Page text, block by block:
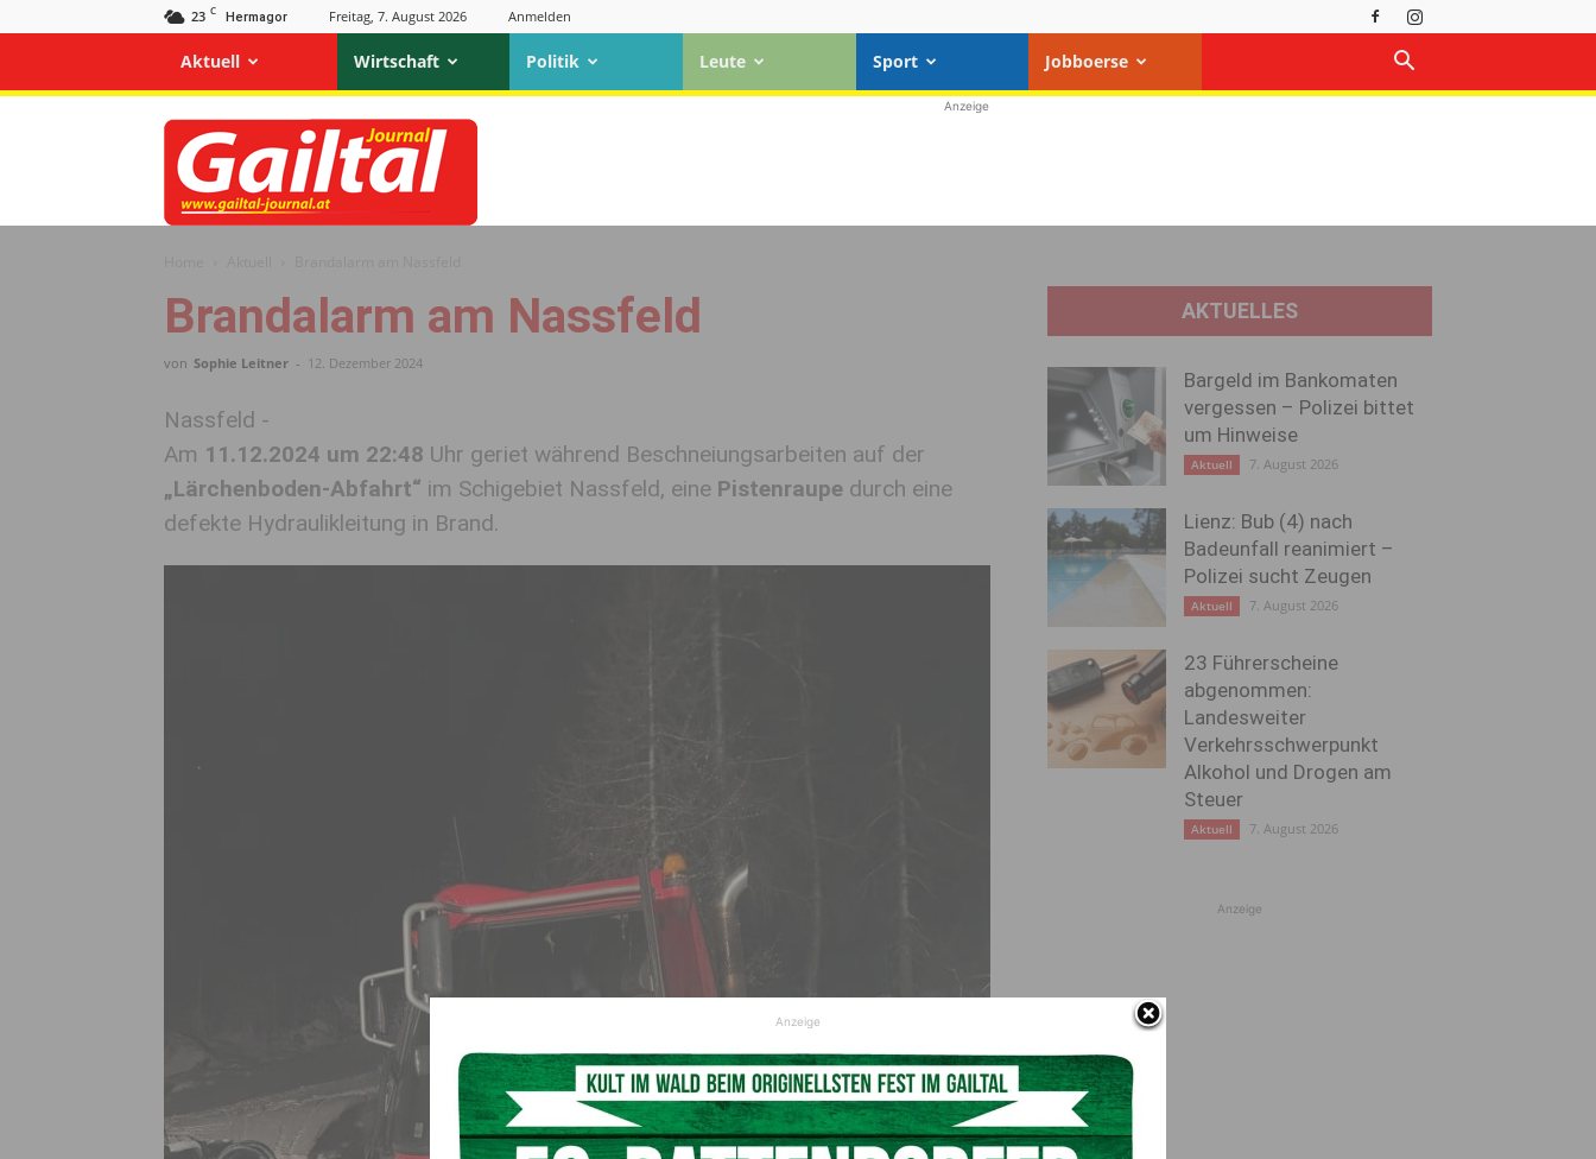
23 C Hermagor Freitag, 7. August 2026 Anmelden
Aktuell Wirtschaft Politik Leute Sport Jobboerse
Gailtal
Journal
Anzeige
Brandalarm am Nassfeld
von Sophie Leitner - 12. Dezember 2024
Nassfeld -
Am 11.12.2024 um 22:48 Uhr geriet während Beschneiungsarbeiten auf der
„Lärchenboden-Abfahrt“ im Schigebiet Nassfeld, eine Pistenraupe durch eine
defekte Hydraulikleitung in Brand.
AKTUELLES
Bargeld im Bankomaten
vergessen – Polizei bittet
um Hinweise
Aktuell 7. August 2026
Lienz: Bub (4) nach
Badeunfall reanimiert –
Polizei sucht Zeugen
Aktuell 7. August 2026
23 Führerscheine
abgenommen:
Landesweiter
Verkehrsschwerpunkt
Alkohol und Drogen am
Steuer
Aktuell 7. August 2026
Anzeige
Anzeige